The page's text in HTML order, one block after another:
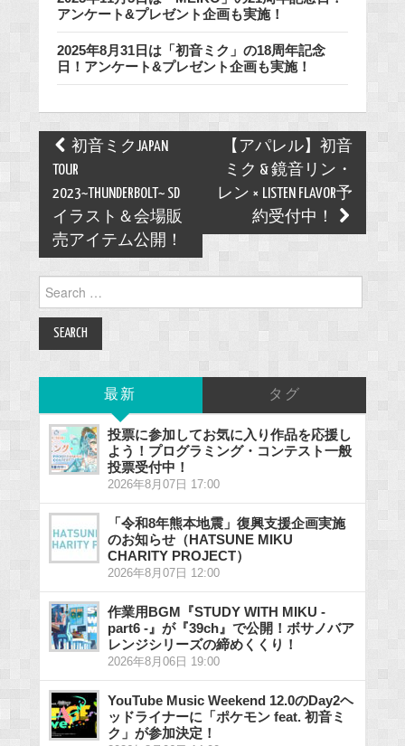
アンケート&プレゼント企画も実施！
2025年8月31日は「初音ミク」の18周年記念
日！アンケート&プレゼント企画も実施！
Post
navigation
初音ミクJAPAN
TOUR
2023~THUNDERBOLT~ SD
イラスト＆会場販
売アイテム公開！
【アパレル】初音
ミク & 鏡音リン・
レン × LISTEN FLAVOR予
約受付中！
Search
for:
最新 タグ
投票に参加してお気に入り作品を応援し
よう！プログラミング・コンテスト一般
投票受付中！
2026年8月07日 17:00
「令和8年熊本地震」復興支援企画実施
のお知らせ（HATSUNE MIKU
CHARITY PROJECT）
2026年8月07日 12:00
作業用BGM『STUDY WITH MIKU -
part6 -』が『39ch』で公開！ボサノバア
レンジシリーズの締めくくり！
2026年8月06日 19:00
YouTube Music Weekend 12.0のDay2ヘ
ッドライナーに「ポケモン feat. 初音ミ
ク」が参加決定！